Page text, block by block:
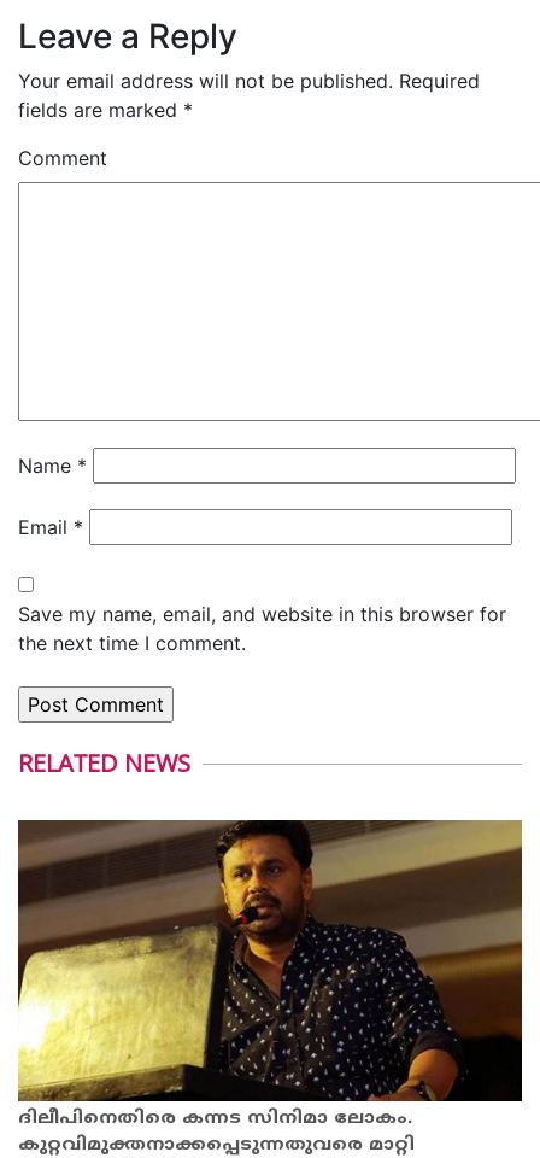
Leave a Reply
Your email address will not be published. Required
fields are marked *
Comment
Name *
Email *
Save my name, email, and website in this browser for
the next time I comment.
RELATED NEWS
ദിലീപിനെതിരെ കന്നട സിനിമാ ലോകം.
കുറ്റവിമുക്തനാക്കപ്പെടുന്നതുവരെ മാറ്റി